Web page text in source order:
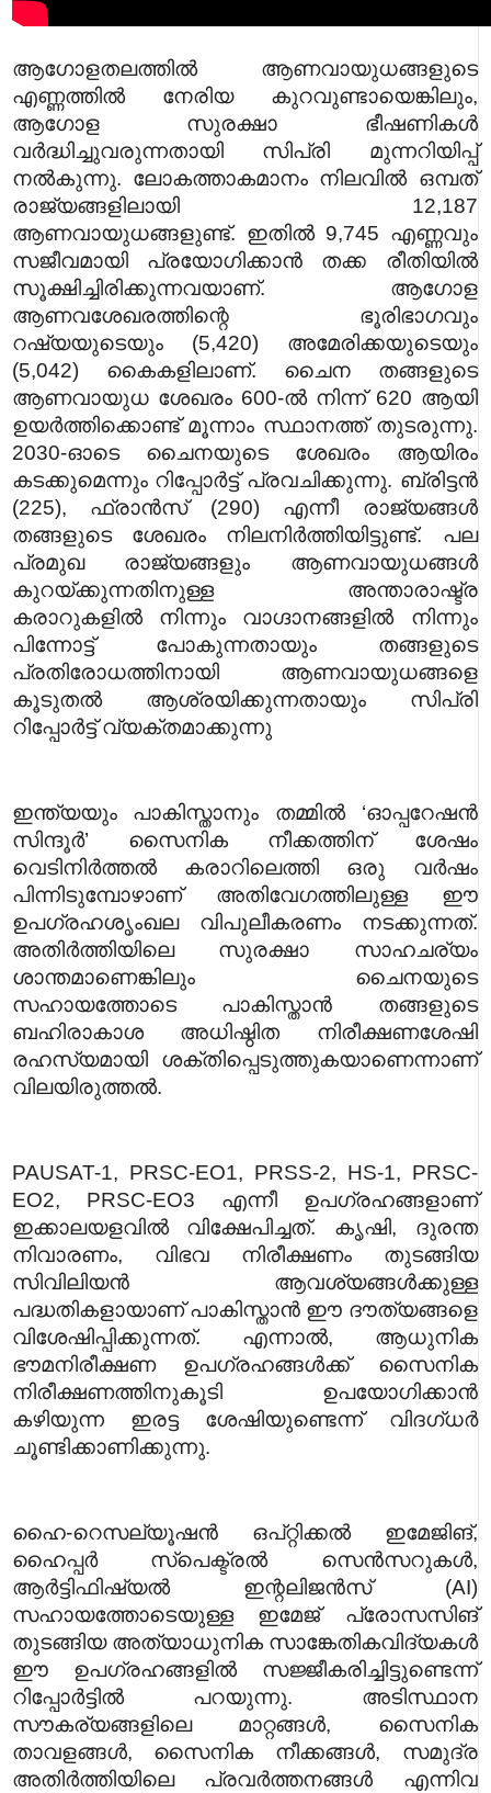
ആഗോളതലത്തിൽ ആണവായുധങ്ങളുടെ
എണ്ണത്തിൽ നേരിയ കുറവുണ്ടായെങ്കിലും,
ആഗോള സുരക്ഷാ ഭീഷണികൾ
വർദ്ധിച്ചുവരുന്നതായി സിപ്രി മുന്നറിയിപ്പ്
നൽകുന്നു. ലോകത്താകമാനം നിലവിൽ ഒമ്പത്
രാജ്യങ്ങളിലായി 12,187
ആണവായുധങ്ങളുണ്ട്. ഇതിൽ 9,745 എണ്ണവും
സജീവമായി പ്രയോഗിക്കാൻ തക്ക രീതിയിൽ
സൂക്ഷിച്ചിരിക്കുന്നവയാണ്. ആഗോള
ആണവശേഖരത്തിന്റെ ഭൂരിഭാഗവും
റഷ്യയുടെയും (5,420) അമേരിക്കയുടെയും
(5,042) കൈകളിലാണ്. ചൈന തങ്ങളുടെ
ആണവായുധ ശേഖരം 600-ൽ നിന്ന് 620 ആയി
ഉയർത്തിക്കൊണ്ട് മൂന്നാം സ്ഥാനത്ത് തുടരുന്നു.
2030-ഓടെ ചൈനയുടെ ശേഖരം ആയിരം
കടക്കുമെന്നും റിപ്പോർട്ട് പ്രവചിക്കുന്നു. ബ്രിട്ടൻ
(225), ഫ്രാൻസ് (290) എന്നീ രാജ്യങ്ങൾ
തങ്ങളുടെ ശേഖരം നിലനിർത്തിയിട്ടുണ്ട്. പല
പ്രമുഖ രാജ്യങ്ങളും ആണവായുധങ്ങൾ
കുറയ്ക്കുന്നതിനുള്ള അന്താരാഷ്ട്ര
കരാറുകളിൽ നിന്നും വാഗ്ദാനങ്ങളിൽ നിന്നും
പിന്നോട്ട് പോകുന്നതായും തങ്ങളുടെ
പ്രതിരോധത്തിനായി ആണവായുധങ്ങളെ
കൂടുതൽ ആശ്രയിക്കുന്നതായും സിപ്രി
റിപ്പോർട്ട് വ്യക്തമാക്കുന്നു
ഇന്ത്യയും പാകിസ്താനും തമ്മിൽ ‘ഓപ്പറേഷൻ
സിന്ദൂർ’ സൈനിക നീക്കത്തിന് ശേഷം
വെടിനിർത്തൽ കരാറിലെത്തി ഒരു വർഷം
പിന്നിടുമ്പോഴാണ് അതിവേഗത്തിലുള്ള ഈ
ഉപഗ്രഹശൃംഖല വിപുലീകരണം നടക്കുന്നത്.
അതിർത്തിയിലെ സുരക്ഷാ സാഹചര്യം
ശാന്തമാണെങ്കിലും ചൈനയുടെ
സഹായത്തോടെ പാകിസ്താൻ തങ്ങളുടെ
ബഹിരാകാശ അധിഷ്ഠിത നിരീക്ഷണശേഷി
രഹസ്യമായി ശക്തിപ്പെടുത്തുകയാണെന്നാണ്
വിലയിരുത്തൽ.
PAUSAT-1, PRSC-EO1, PRSS-2, HS-1, PRSC-
EO2, PRSC-EO3 എന്നീ ഉപഗ്രഹങ്ങളാണ്
ഇക്കാലയളവിൽ വിക്ഷേപിച്ചത്. കൃഷി, ദുരന്ത
നിവാരണം, വിഭവ നിരീക്ഷണം തുടങ്ങിയ
സിവിലിയൻ ആവശ്യങ്ങൾക്കുള്ള
പദ്ധതികളായാണ് പാകിസ്താൻ ഈ ദൗത്യങ്ങളെ
വിശേഷിപ്പിക്കുന്നത്. എന്നാൽ, ആധുനിക
ഭൗമനിരീക്ഷണ ഉപഗ്രഹങ്ങൾക്ക് സൈനിക
നിരീക്ഷണത്തിനുകൂടി ഉപയോഗിക്കാൻ
കഴിയുന്ന ഇരട്ട ശേഷിയുണ്ടെന്ന് വിദഗ്ധർ
ചൂണ്ടിക്കാണിക്കുന്നു.
ഹൈ-റെസല്യൂഷൻ ഒപ്റ്റിക്കൽ ഇമേജിങ്,
ഹൈപ്പർ സ്പെക്ട്രൽ സെൻസറുകൾ,
ആർട്ടിഫിഷ്യൽ ഇന്റലിജൻസ് (AI)
സഹായത്തോടെയുള്ള ഇമേജ് പ്രോസസിങ്
തുടങ്ങിയ അത്യാധുനിക സാങ്കേതികവിദ്യകൾ
ഈ ഉപഗ്രഹങ്ങളിൽ സജ്ജീകരിച്ചിട്ടുണ്ടെന്ന്
റിപ്പോർട്ടിൽ പറയുന്നു. അടിസ്ഥാന
സൗകര്യങ്ങളിലെ മാറ്റങ്ങൾ, സൈനിക
താവളങ്ങൾ, സൈനിക നീക്കങ്ങൾ, സമുദ്ര
അതിർത്തിയിലെ പ്രവർത്തനങ്ങൾ എന്നിവ